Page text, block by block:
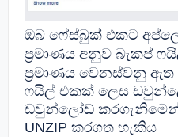
ඔබ ෆේස්බුක් එකට
ප්‍රමාණය අනුව බැකප්
ප්‍රමාණය වෙනස්වනු ඇත
ෆයිල් එකක් ලෙස
ඩවුන්ලෝඩ්
UNZIP කරගත හැකිය